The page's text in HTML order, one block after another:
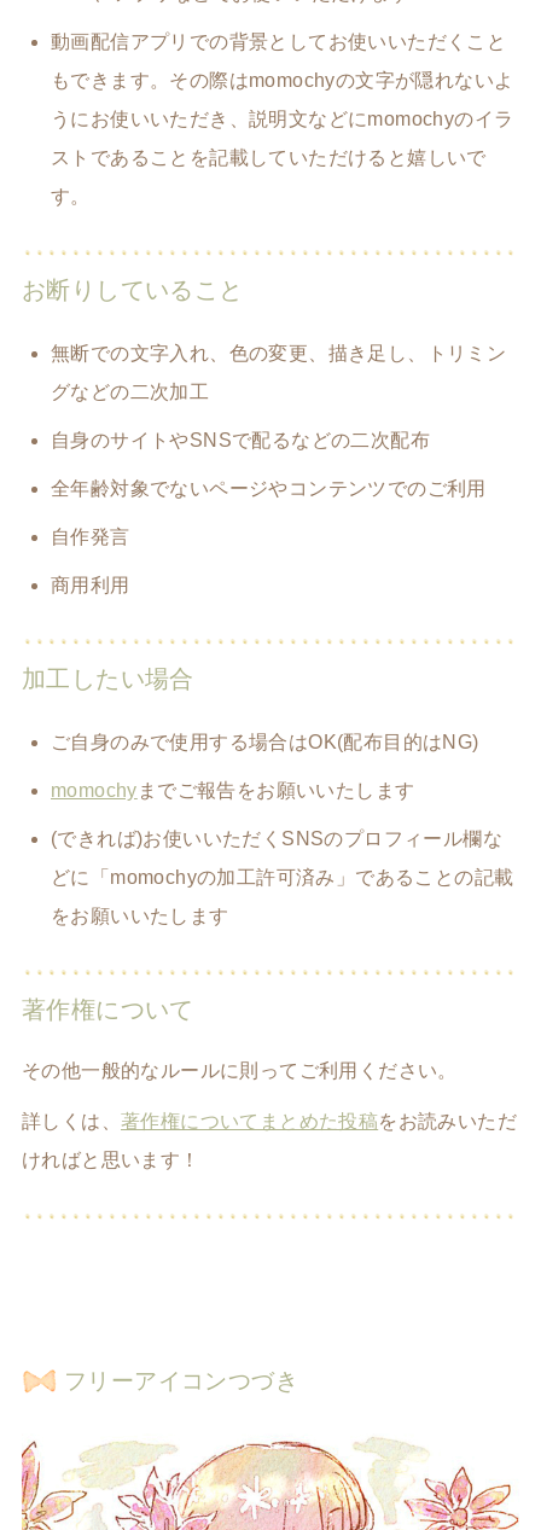
動画配信アプリでの背景としてお使いいただくこと
もできます。その際はmomochyの文字が隠れないよ
うにお使いいただき、説明文などにmomochyのイラ
ストであることを記載していただけると嬉しいで
す。
お断りしていること
無断での文字入れ、色の変更、描き足し、トリミン
グなどの二次加工
自身のサイトやSNSで配るなどの二次配布
全年齢対象でないページやコンテンツでのご利用
自作発言
商用利用
加工したい場合
ご自身のみで使用する場合はOK(配布目的はNG)
momochy までご報告をお願いいたします
(できれば)お使いいただくSNSのプロフィール欄な
どに「momochyの加工許可済み」であることの記載
をお願いいたします
著作権について
その他一般的なルールに則ってご利用ください。
詳しくは、 著作権についてまとめた投稿をお読みいただ
ければと思います！
フリーアイコンつづき